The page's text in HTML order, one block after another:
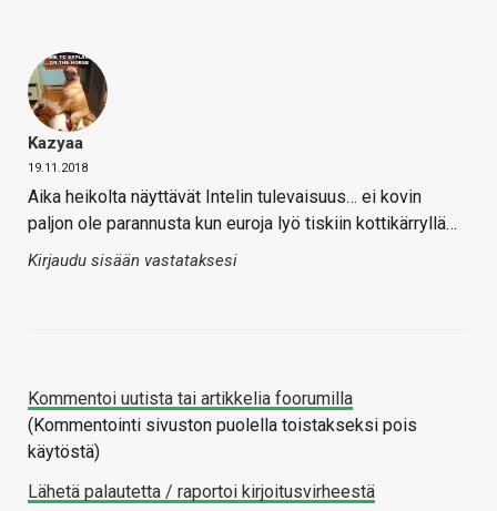
Kazyaa
19.11.2018
Aika heikolta näyttävät Intelin tulevaisuus… ei kovin
paljon ole parannusta kun euroja lyö tiskiin kottikärryllä…
Kirjaudu sisään vastataksesi
Kommentoi uutista tai artikkelia foorumilla
(Kommentointi sivuston puolella toistakseksi pois
käytöstä)
Lähetä palautetta / raportoi kirjoitusvirheestä